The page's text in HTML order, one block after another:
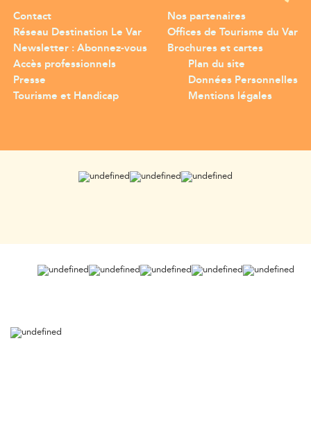
Contact
Réseau Destination Le Var
Newsletter : Abonnez-vous
Nos partenaires
Offices de Tourisme du Var
Brochures et cartes
Accès professionnels
Presse
Tourisme et Handicap
Plan du site
Données Personnelles
Mentions légales